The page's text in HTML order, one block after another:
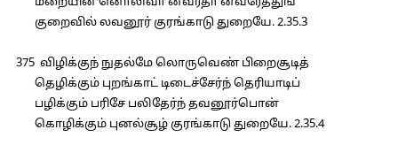
குறைவில் லவனூர் குரங்காடு துறையே. 2.35.3
375 விழிக்குந் நுதல்மே லொருவெண் பிறைசூடித்
தெழிக்கும் புறங்காட் டிடைச்சேர்ந் தெரியாடிப்
பழிக்கும் பரிசே பலிதேர்ந் தவனூர்பொன்
கொழிக்கும் புனல்சூழ் குரங்காடு துறையே. 2.35.4